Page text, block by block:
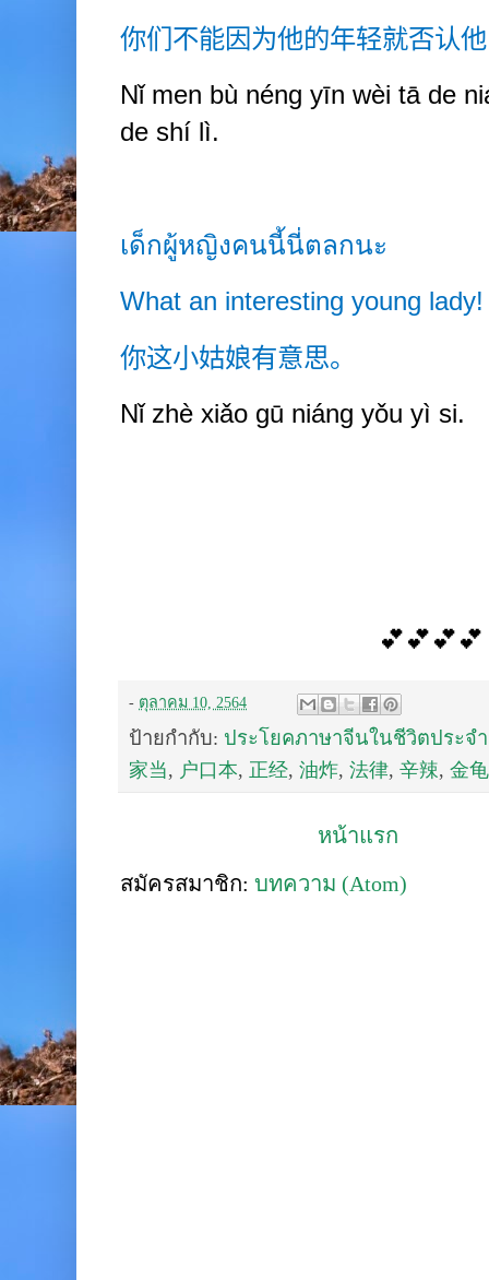
你们不能因为他的年轻就否认
Nǐ men bù néng yīn wèi tā de
de shí lì.
เด็กผู้หญิงคนนี้นี่ตลกนะ
What an interesting young lady!
你这小姑娘有意思。
Nǐ zhè xiǎo gū niáng yǒu yì si.
💕💕💕💕
- ตุลาคม 10, 2564
ป้ายกำกับ: ประโยคภาษาจีนในชีวิตประจ
家当, 户口本, 正经, 油炸, 法律, 辛辣, 金
หน้าแรก
สมัครสมาชิก: บทความ (Atom)